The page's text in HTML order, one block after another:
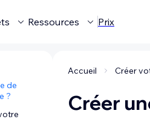
Ressources Prix
de
?
Accueil Créer
Créer